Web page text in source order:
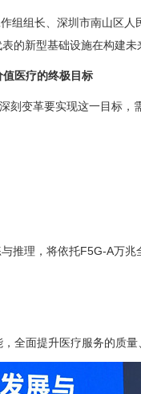
组长、深圳市南山区
的新型基础设施在构建未
医疗的终极目标
变革要实现这一目标
理，将依托F5G-A万
全面提升医疗服务的质